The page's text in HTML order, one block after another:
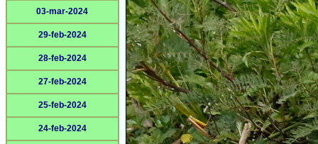
03-mar-2024
29-feb-2024
28-feb-2024
27-feb-2024
25-feb-2024
24-feb-2024